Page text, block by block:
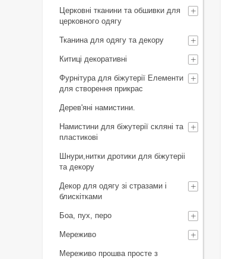
Церковні тканини та обшивки для
церковного одягу
Тканина для одягу та декору
Китиці декоративні
Фурнітура для біжутерії Елементи
для створення прикрас
Дерев'яні намистини.
Намистини для біжутерії скляні та
пластикові
Шнури,нитки дротики для біжутеріі
та декору
Декор для одягу зі стразами і
блискітками
Боа, пух, перо
Мереживо
Мереживо прошва просте з